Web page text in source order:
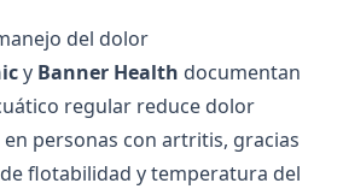
del dolor
y Banner Health documentan
regular reduce dolor
personas con artritis, gracias
flotabilidad y temperatura del